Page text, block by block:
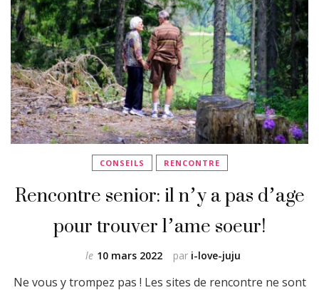
CONSEILS RENCONTRE
Rencontre senior: il n’y a pas d’age
pour trouver l’ame soeur!
par i-love-juju
le 10 mars 2022
Ne vous y trompez pas ! Les sites de rencontre ne sont